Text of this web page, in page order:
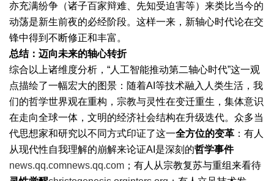
亦充满纷争（诸子百家辩难、先知受迫害等）来类比当今的
动荡是新生前夜的必经阶段。这样一来，新轴心时代论在交
锋中得到不断修正和丰富。
总结：迈向未来的轴心转折
综合以上诸维度分析，“人工智能推动第二轴心时代”这一观
点描绘了一幅宏大的图景：随着AI等技术融入人类生活，我
们的哲学世界观在重构，宗教与灵性在变迁重生，集体意识
在走向全球一体，文明的经济社会结构在升级迭代。众多当
代思想家和研究以不同方式印证了这一全方位的变革 ：有人
从现代性自我理解的崩解来论证AI是深刻的哲学事件
news.qq.comnews.qq.com ；有人从宗教复苏与重组来看待